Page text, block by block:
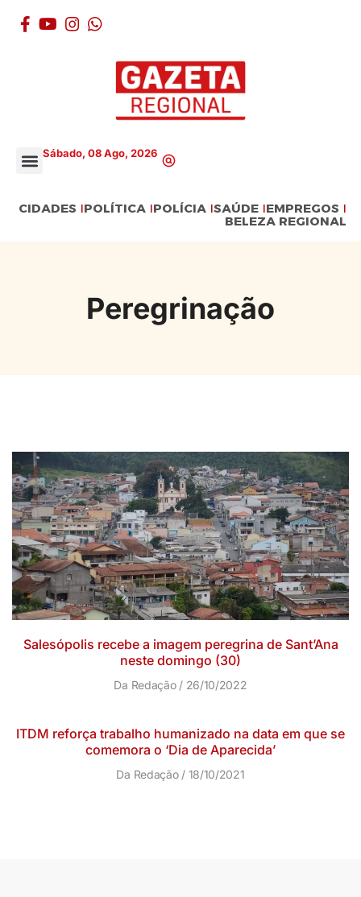
Sábado, 08 Ago, 2026
CIDADES POLÍTICA POLÍCIA SAÚDE EMPREGOS
BELEZA REGIONAL
Peregrinação
Salesópolis recebe a imagem peregrina de Sant’Ana
neste domingo (30)
Da Redação 26/10/2022
ITDM reforça trabalho humanizado na data em que se
comemora o ‘Dia de Aparecida’
Da Redação 18/10/2021